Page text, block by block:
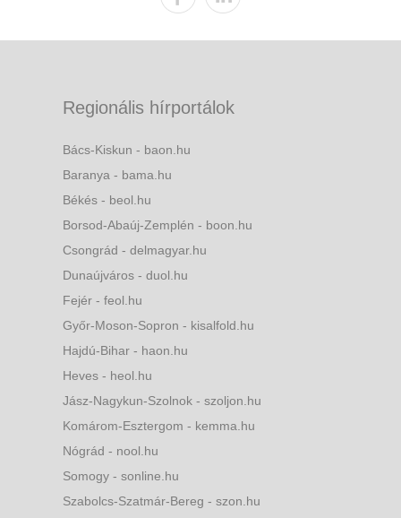
Regionális hírportálok
Bács-Kiskun - baon.hu
Baranya - bama.hu
Békés - beol.hu
Borsod-Abaúj-Zemplén - boon.hu
Csongrád - delmagyar.hu
Dunaújváros - duol.hu
Fejér - feol.hu
Győr-Moson-Sopron - kisalfold.hu
Hajdú-Bihar - haon.hu
Heves - heol.hu
Jász-Nagykun-Szolnok - szoljon.hu
Komárom-Esztergom - kemma.hu
Nógrád - nool.hu
Somogy - sonline.hu
Szabolcs-Szatmár-Bereg - szon.hu